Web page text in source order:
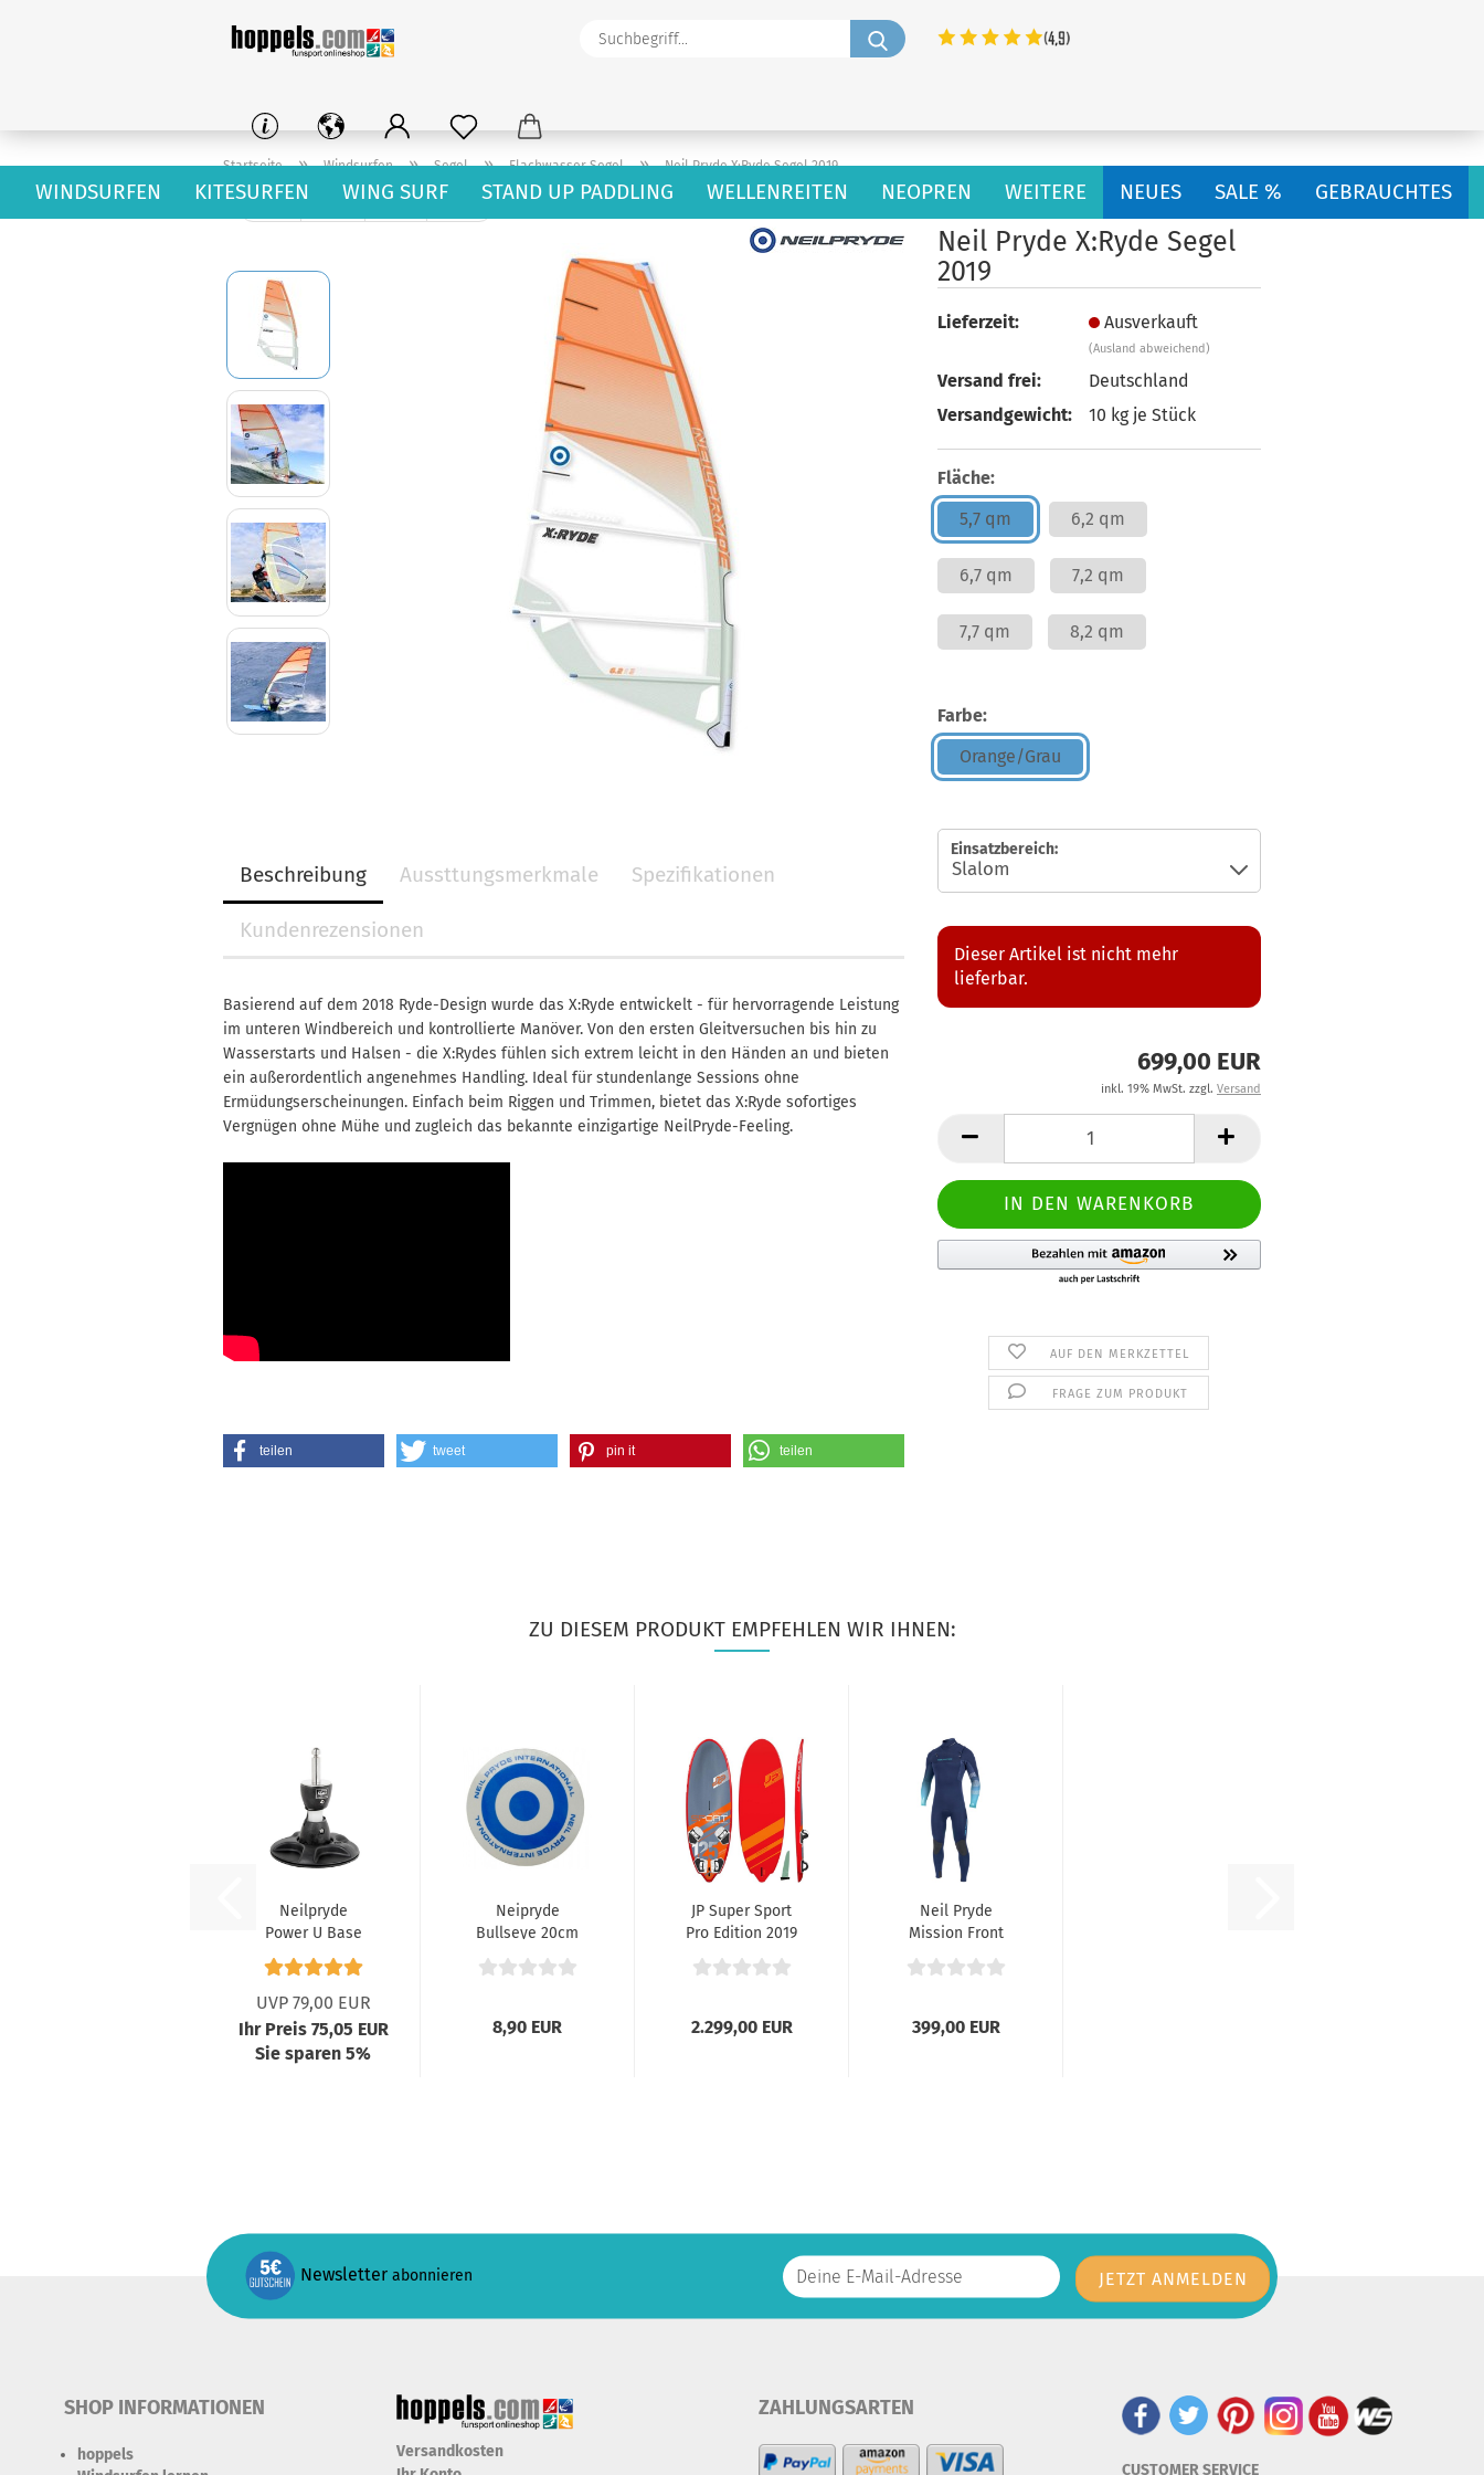
Suchbegriff...
WINDSURFEN KITESURFEN WING SURF STAND UP PADDLING WELLENREITEN NEOPREN NEUES SALE % GEBRAUCHTES
WEITERE
Startseite » Windsurfen » Segel » Flachwasser Segel » Neil Pryde X:Ryde Segel 2019
Neil Pryde X:Ryde Segel
2019
Lieferzeit: Ausverkauft
(Ausland abweichend)
Versand frei:
Deutschland
Versandgewicht:
10 kg je Stück
Fläche:
5,7 qm
6,2 qm
6,7 qm 7,2 qm
7,7 qm 8,2 qm
Farbe:
Orange/Grau
Einsatzbereich:
Dieser Artikel ist nicht mehr
lieferbar.
699,00 EUR
inkl. 19% MwSt. zzgl. Versand
AUF DEN MERKZETTEL
FRAGE ZUM PRODUKT
Beschreibung Aussttungsmerkmale Spezifikationen
Kundenrezensionen
Basierend auf dem 2018 Ryde-Design wurde das X:Ryde entwickelt - für hervorragende Leistung
im unteren Windbereich und kontrollierte Manöver. Von den ersten Gleitversuchen bis hin zu
Wasserstarts und Halsen - die X:Rydes fühlen sich extrem leicht in den Händen an und bieten
ein außerordentlich angenehmes Handling. Ideal für stundenlange Sessions ohne
Ermüdungserscheinungen. Einfach beim Riggen und Trimmen, bietet das X:Ryde sofortiges
Vergnügen ohne Mühe und zugleich das bekannte einzigartige NeilPryde-Feeling.
teilen tweet pin it teilen
ZU DIESEM PRODUKT EMPFEHLEN WIR IHNEN:
Neilpryde
Power U Base
UVP 79,00 EUR
Ihr Preis 75,05 EUR
Sie sparen 5%
Neipryde
Bullseye 20cm
8,90 EUR
JP Super Sport
Pro Edition 2019
2.299,00 EUR
Neil Pryde
Mission Front
Zip 5.4 Blau
399,00 EUR
Newsletter abonnieren
SHOP INFORMATIONEN
hoppels
Versandkosten
ZAHLUNGSARTEN
CUSTOMER SERVICE